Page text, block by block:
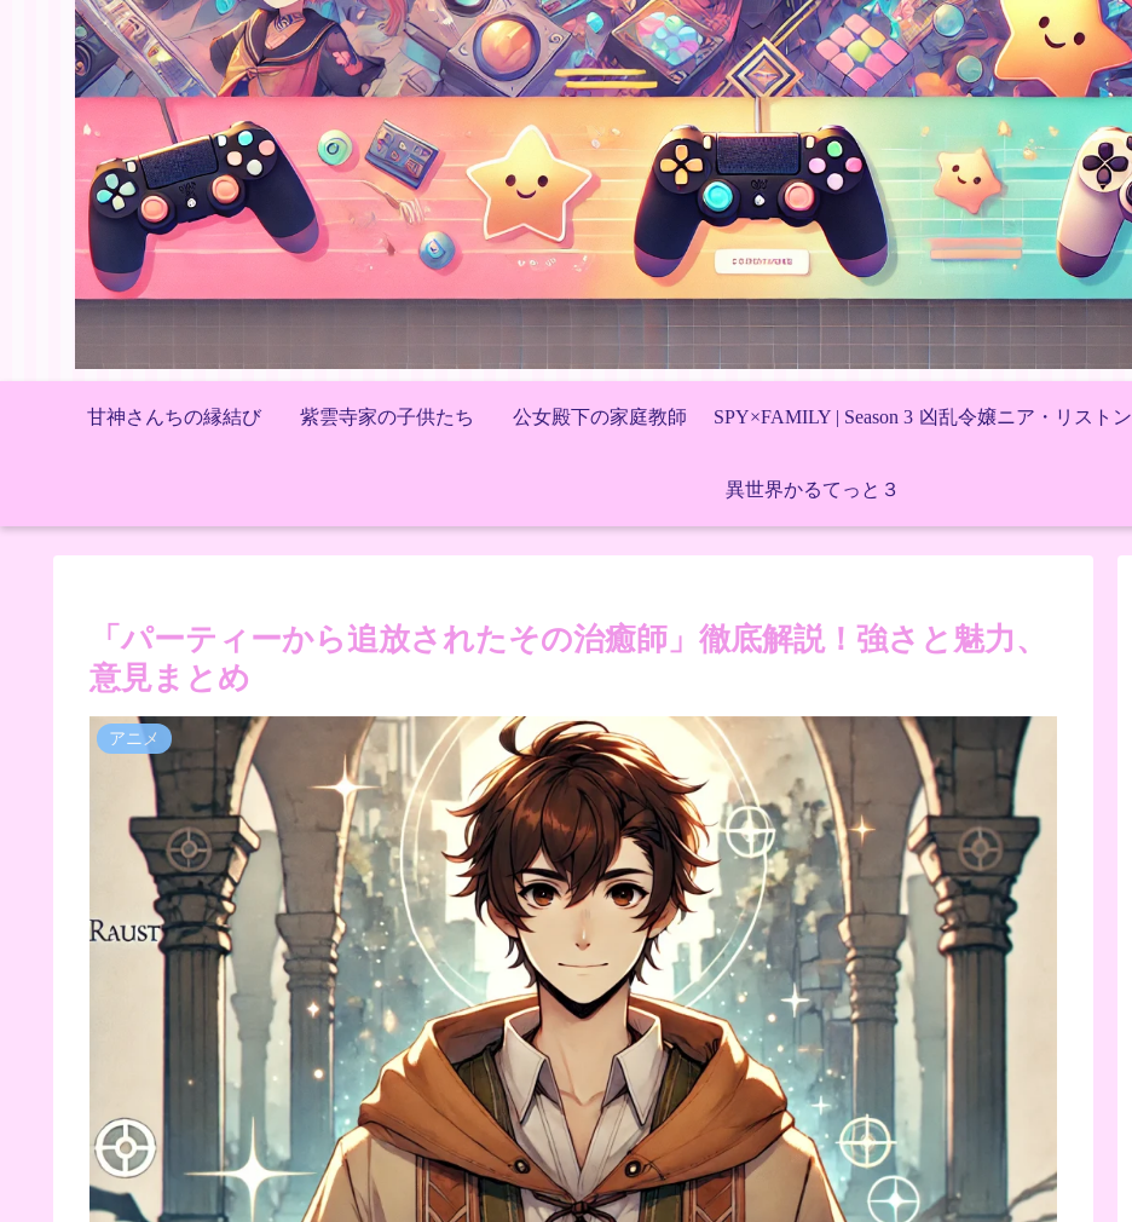
甘神さんちの縁結び 紫雲寺家の子供たち 公女殿下の家庭教師 SPY×FAMILY | Season 3 凶乱令嬢ニア・リストン
異世界かるてっと３
「パーティーから追放されたその治癒師」徹底解説！強さと魅力、
意見まとめ
アニメ